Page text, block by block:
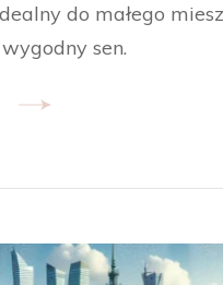
do małego
sen.